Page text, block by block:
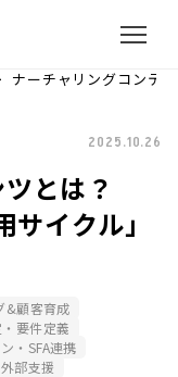
ナーチャリングコンテ
2025.10.26
とは？
イクル」
&顧客育成
要件定義
・SFA連携
部支援